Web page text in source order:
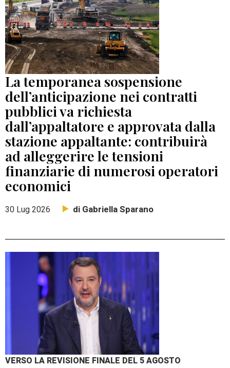
La temporanea sospensione
dell’anticipazione nei contratti
pubblici va richiesta
dall’appaltatore e approvata dalla
stazione appaltante: contribuirà
ad alleggerire le tensioni
finanziarie di numerosi operatori
economici
30 Lug 2026 di Gabriella Sparano
VERSO LA REVISIONE FINALE DEL 5 AGOSTO